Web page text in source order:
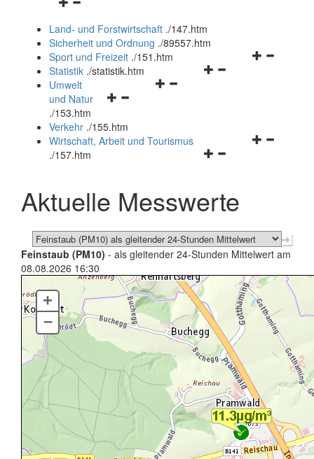
und
schließen
Land- und Forstwirtschaft ./147.htm
Sicherheit und Ordnung ./89557.htm
Navigationsmenü
Sport und Freizeit ./151.htm
Navigationsmenü
Statistik ./statistik.htm
Navigationsmenü
und
schließen
Umwelt
und Natur
./153.htm
Verkehr ./155.htm
Navigationsmenü
schließen
Wirtschaft, Arbeit und Tourismus
./157.htm
Aktuelle Messwerte
Feinstaub (PM10) - als gleitender 24-Stunden Mittelwert am
08.08.2026 16:30
+
–